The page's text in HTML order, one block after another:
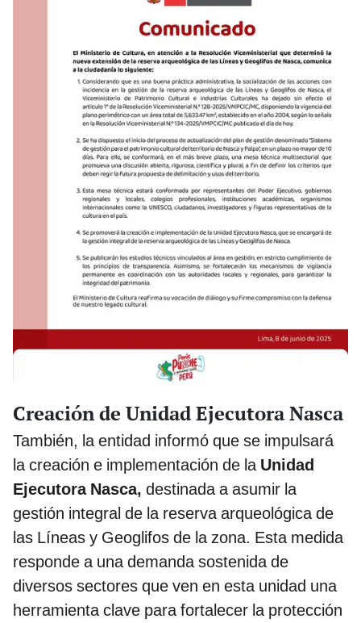
Creación de Unidad Ejecutora Nasca
También, la entidad informó que se impulsará
la creación e implementación de laUnidad
Ejecutora Nasca, destinada a asumir la
gestión integral de la reserva arqueológica de
las Líneas y Geoglifos de la zona. Esta medida
responde a una demanda sostenida de
diversos sectores que ven en esta unidad una
herramienta clave para fortalecer la protección